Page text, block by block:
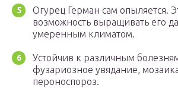
Огурец Герман сам опыляется.
возможность выращивать его
умеренным климатом.
Устойчив к различным
фузариозное увядание,
пероноспороз.